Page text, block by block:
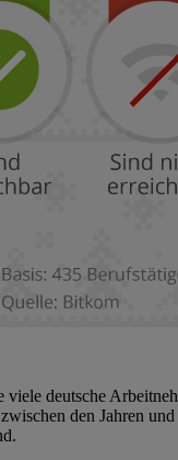
deutsche
den Jahren